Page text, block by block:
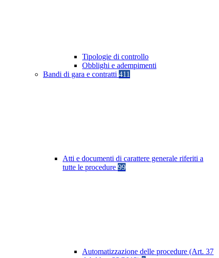
Tipologie di controllo
Obblighi e adempimenti
Bandi di gara e contratti 411
Atti e documenti di carattere generale riferiti a
tutte le procedure 99
Automatizzazione delle procedure (Art. 37